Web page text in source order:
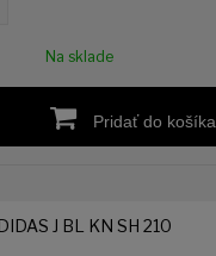
Na sklade
Pridať do košíka
J BL KN SH 210